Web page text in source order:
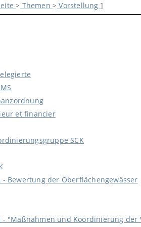
> Themen> Vorstellung ]
et financier
SCK
Bewertung der Oberflächengewässer
"Maßnahmen und Koordinierung der